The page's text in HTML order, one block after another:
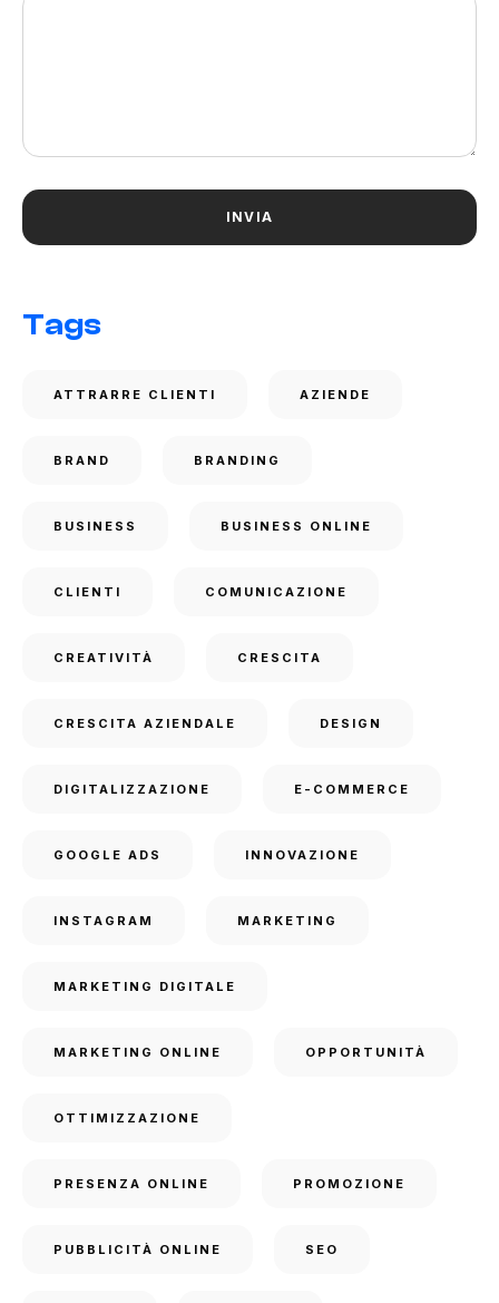
Tags
ATTRARRE CLIENTI AZIENDE
BRAND BRANDING
BUSINESS BUSINESS ONLINE
CLIENTI COMUNICAZIONE
CREATIVITÀ CRESCITA
CRESCITA AZIENDALE DESIGN
DIGITALIZZAZIONE E-COMMERCE
GOOGLE ADS INNOVAZIONE
INSTAGRAM MARKETING
MARKETING DIGITALE
MARKETING ONLINE OPPORTUNITÀ
OTTIMIZZAZIONE
PRESENZA ONLINE PROMOZIONE
PUBBLICITÀ ONLINE SEO